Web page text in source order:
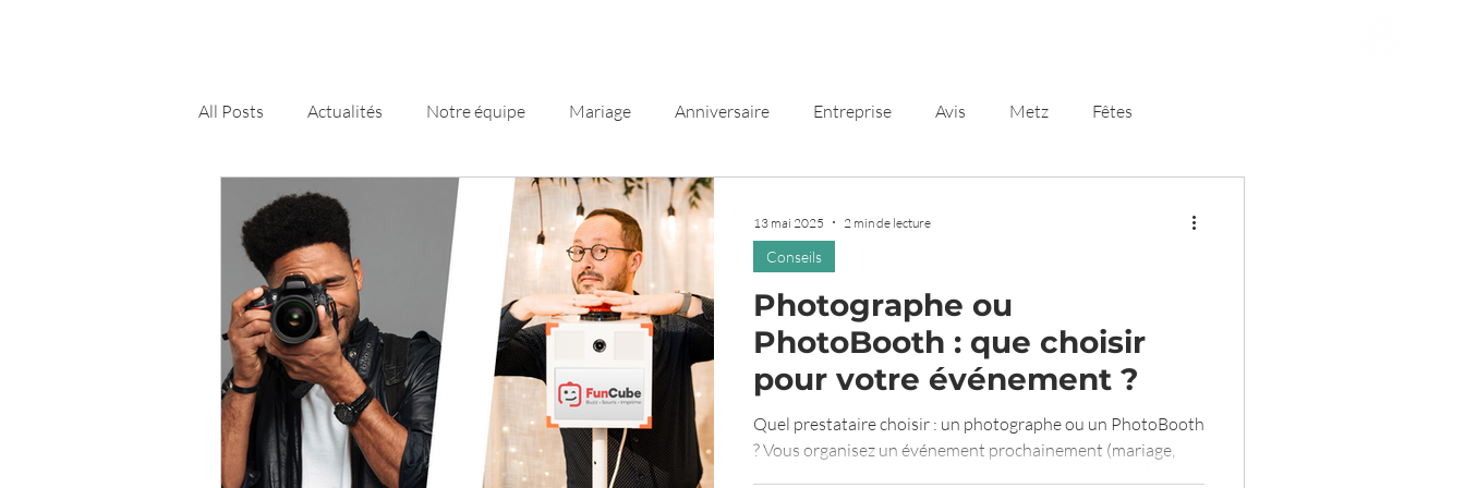
All Posts Actualités Notre équipe Mariage Anniversaire Entreprise Avis Metz Fêtes
Nancy Conseils
Photographe ou
PhotoBooth : que choisir
pour votre événement ?
Quel prestataire choisir : un photographe ou un PhotoBooth
? Vous organisez un événement prochainement (mariage,
Conseils
13 mai 2025 2 min de lecture